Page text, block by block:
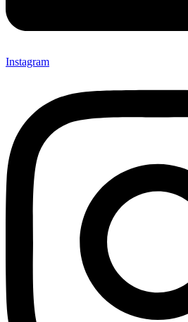
Instagram